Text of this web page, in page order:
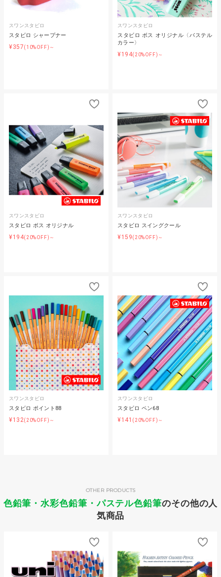
スワンスタビロ
スタビロ シャープナー
¥357(10%OFF)～
スワンスタビロ
スタビロ ボス オリジナル〈パステル
カラー〉
¥194(20%OFF)～
スワンスタビロ
スタビロ ボス オリジナル
¥194(20%OFF)～
スワンスタビロ
スタビロ スイングクール
¥159(20%OFF)～
スワンスタビロ
スタビロ ポイント88
¥132(20%OFF)～
スワンスタビロ
スタビロ ペン68
¥141 (20%OFF)～
色鉛筆・水彩色鉛筆・パステル色鉛筆のその他の人
気商品
OTHER PRODUCTS